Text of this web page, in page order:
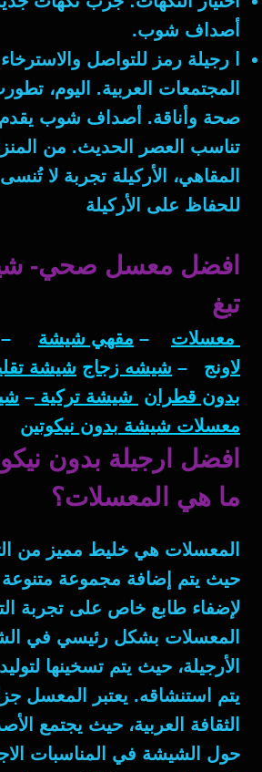
أصداف شوب.
ا رجيلة رمز للتواصل
المجتمعات العربية. اليوم،
صحة وأناقة. أصداف شوب
تناسب العصر الحديث. من
المقاهي، الأركيلة تجربة لا
للحفاظ على الأركيلة
افضل معسل صحي-
تبغ
معسلات – مقهي شيشة –
لاونج – شيشه زجاج شيشة
بدون قطران
شيشة تركية –
معسلات شيشة بدون نيكوتين
افضل ارجيلة بدون
ما هي المعسلات؟
المعسلات هي خليط مميز من
حيث يتم إضافة مجموعة
لإضفاء طابع خاص على تجربة
المعسلات بشكل رئيسي في
الأرجيلة، حيث يتم تسخينها
يتم استنشاقه. يعتبر المعسل
الثقافة العربية، حيث يجتمع
حول الشيشة في المناسبات